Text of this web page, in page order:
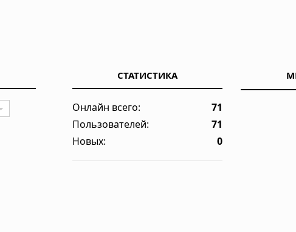
СТАТИСТИКА
Онлайн всего:
71
Пользователей:
71
Новых:
0